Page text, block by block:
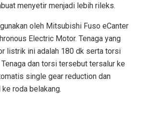
menyetir menjadi lebih rileks.
oleh Mitsubishi Fuso eCanter
Electric Motor. Tenaga yang
listrik ini adalah 180 dk serta torsi
dan torsi tersebut tersalur ke
single gear reduction dan
roda belakang.